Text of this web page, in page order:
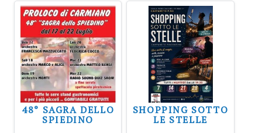
48° SAGRA DELLO
SPIEDINO
SHOPPING SOTTO
LE STELLE